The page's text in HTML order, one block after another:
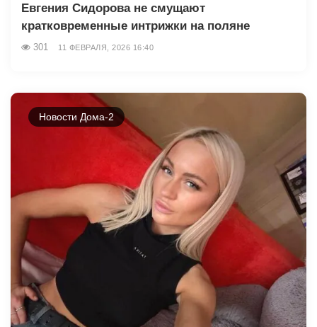
Евгения Сидорова не смущают
кратковременные интрижки на поляне
301 11 ФЕВРАЛЯ, 2026 16:40
Новости Дома-2